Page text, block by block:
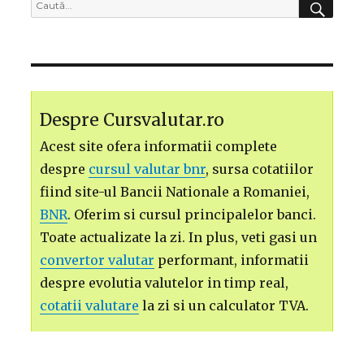
Despre Cursvalutar.ro
Acest site ofera informatii complete
despre cursul valutar bnr, sursa cotatiilor
fiind site-ul Bancii Nationale a Romaniei,
BNR. Oferim si cursul principalelor banci.
Toate actualizate la zi. In plus, veti gasi un
convertor valutar performant, informatii
despre evolutia valutelor in timp real,
cotatii valutare la zi si un calculator TVA.